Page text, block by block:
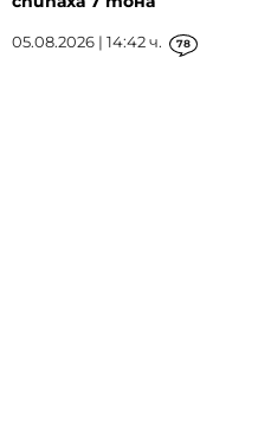
05.08.2026 | 14:42 ч. 78